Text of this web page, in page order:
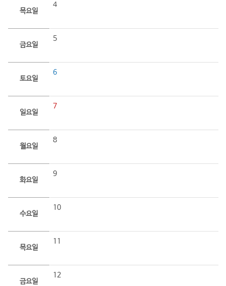
목요일
4
금요일
5
토요일
6
일요일
7
월요일
8
화요일
9
수요일
10
목요일
11
금요일
12